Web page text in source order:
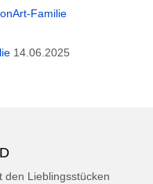
Familie
14.06.2025
den Lieblingsstücken